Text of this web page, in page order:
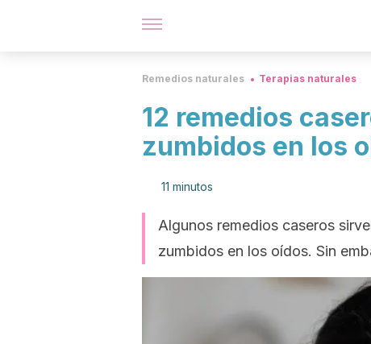
Remedios naturales Terapias naturales
12 remedios
zumbidos en los
11 minutos
Algunos remedios caseros
zumbidos en los oídos. Sin